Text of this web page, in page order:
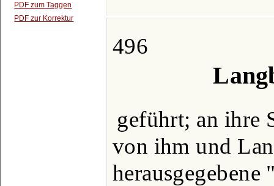
PDF zum Taggen
PDF zur Korrektur
496
geführt; an ihre
von ihm und